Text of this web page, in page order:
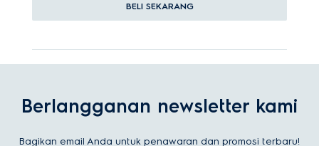
BELI SEKARANG
Berlangganan newsletter kami
Bagikan email Anda untuk penawaran dan promosi terbaru!